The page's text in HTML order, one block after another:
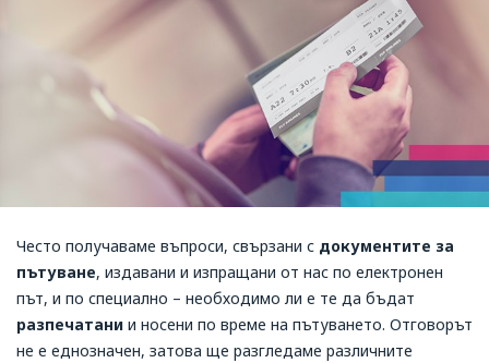
Често получаваме въпроси, свързани с документите за
пътуване, издавани и изпращани от нас по електронен
път, и по специално – необходимо ли е те да бъдат
разпечатани и носени по време на пътуването. Отговорът
не е еднозначен, затова ще разгледаме различните